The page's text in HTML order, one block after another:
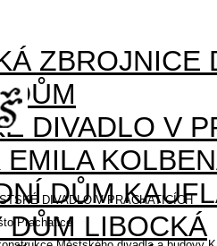
ZBROJNICE
DŮM
DIVADLO V
EMILA
DŮM
DŮM LIBOCKÁ
DIVADLO V PRACHATICÍCH
Prachatice